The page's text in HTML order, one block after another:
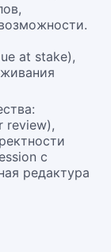
at stake),
review),
с
редактура